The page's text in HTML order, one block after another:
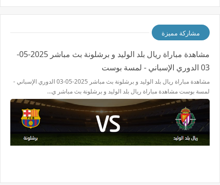
مشاركة مميزة
مشاهدة مباراة ريال بلد الوليد و برشلونة بث مباشر 2025-05-
03 الدوري الإسباني - لمسة بوست
مشاهدة مباراة ريال بلد الوليد و برشلونة بث مباشر 2025-05-03 الدوري الإسباني -
لمسة بوست مشاهدة مباراة ريال بلد الوليد و برشلونة بث مباشر ي…